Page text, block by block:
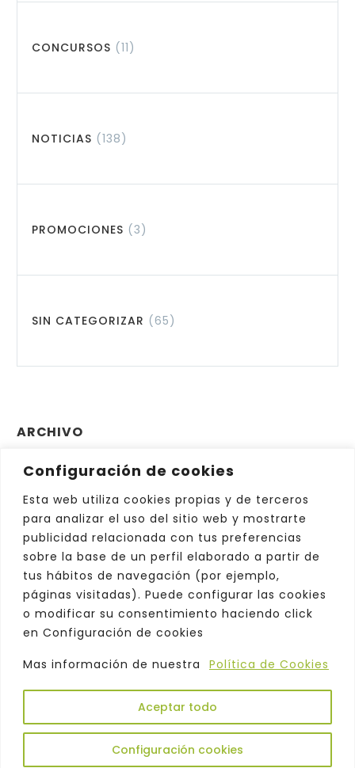
Configuración de cookies
Esta web utiliza cookies propias y de terceros
para analizar el uso del sitio web y mostrarte
publicidad relacionada con tus preferencias
sobre la base de un perfil elaborado a partir de
tus hábitos de navegación (por ejemplo,
páginas visitadas). Puede configurar las cookies
o modificar su consentimiento haciendo click
en Configuración de cookies
Mas información de nuestra
Política de Cookies
Configuración cookies
Aceptar todo
CONCURSOS (11)
NOTICIAS (138)
PROMOCIONES (3)
SIN CATEGORIZAR (65)
ARCHIVO
Archivo
Elegir el mes
Copyright © 2026. Odeón |Política de
Aviso Legal Comercialización
Atención al Cliente|Política de Cookies|